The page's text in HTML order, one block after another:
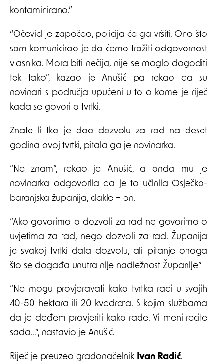
kontaminirano.”
“Očevid je započeo, policija će ga vršiti. Ono što
sam komunicirao je da ćemo tražiti odgovornost
vlasnika. Mora biti nečija, nije se moglo dogoditi
tek tako”, kazao je Anušić pa rekao da su
novinari s područja upućeni u to o kome je riječ
kada se govori o tvrtki.
Znate li tko je dao dozvolu za rad na deset
godina ovoj tvrtki, pitala ga je novinarka.
“Ne znam”, rekao je Anušić, a onda mu je
novinarka odgovorila da je to učinila Osječko-
baranjska županija, dakle – on.
“Ako govorimo o dozvoli za rad ne govorimo o
uvjetima za rad, nego dozvoli za rad. Županija
je svakoj tvrtki dala dozvolu, ali pitanje onoga
što se događa unutra nije nadležnost Županije”
“Ne mogu provjeravati kako tvrtka radi u svojih
40-50 hektara ili 20 kvadrata. S kojim službama
da ja dođem provjeriti kako rade. Vi meni recite
sada…”, nastavio je Anušić.
Riječ je preuzeo gradonačelnik Ivan Radić.